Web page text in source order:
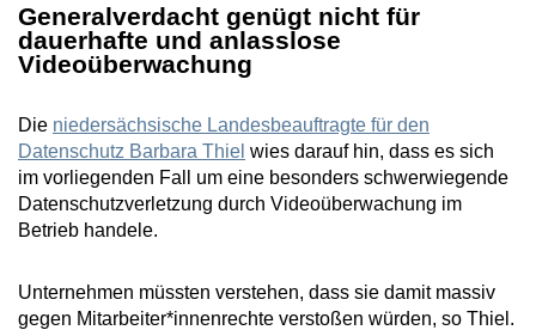
Generalverdacht genügt nicht für
dauerhafte und anlasslose
Videoüberwachung
Die niedersächsische Landesbeauftragte für den
Datenschutz Barbara Thiel wies darauf hin, dass es sich
im vorliegenden Fall um eine besonders schwerwiegende
Datenschutzverletzung durch Videoüberwachung im
Betrieb handele.
Unternehmen müssten verstehen, dass sie damit massiv
gegen Mitarbeiter*innenrechte verstoßen würden, so Thiel.